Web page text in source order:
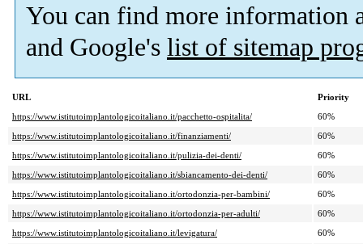
You can find more information
and Google's list of sitemap
URL
Priority
https://www.istitutoimplantologicoitaliano.it/pacchetto-ospitalita/
60%
https://www.istitutoimplantologicoitaliano.it/finanziamenti/
60%
https://www.istitutoimplantologicoitaliano.it/pulizia-dei-denti/
60%
https://www.istitutoimplantologicoitaliano.it/sbiancamento-dei-denti/
60%
https://www.istitutoimplantologicoitaliano.it/ortodonzia-per-bambini/
60%
https://www.istitutoimplantologicoitaliano.it/ortodonzia-per-adulti/
60%
https://www.istitutoimplantologicoitaliano.it/levigatura/
60%